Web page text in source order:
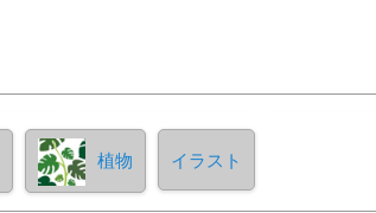
植物 イラスト